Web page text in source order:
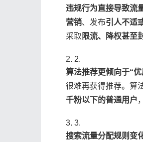
违规行为直接导致流
营销​​、发布​引人不适
采取​ 限流、降权甚至
2.
算法推荐更倾向于“优
很难再获得推荐。算
千粉以下的普通用户​
3.
搜索流量分配规则变